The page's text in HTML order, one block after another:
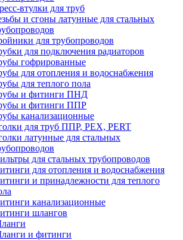
втулки для труб
и сгоны латунные для стальных
для трубопроводов
для подключения радиаторов
гофрированные
для отопления и водоснабжения
для теплого пола
и фитинги ПНД
и фитинги ППР
канализационные
для труб ППР, PEX, PERT
латунные для стальных
для стальных трубопроводов
для отопления и водоснабжения
и принадлежности для теплого
канализационные
шлангов
и фитинги